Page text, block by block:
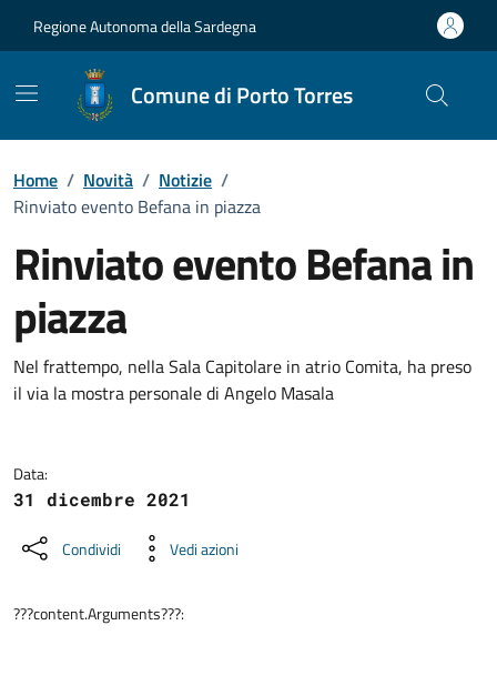
Regione Autonoma della Sardegna
Comune di Porto Torres
Home / Novità / Notizie /
Rinviato evento Befana in piazza
Rinviato evento Befana in
piazza
Dettagli della notizia
Nel frattempo, nella Sala Capitolare in atrio Comita, ha preso
il via la mostra personale di Angelo Masala
Data:
31 dicembre 2021
Condividi Vedi azioni
???content.Arguments???: